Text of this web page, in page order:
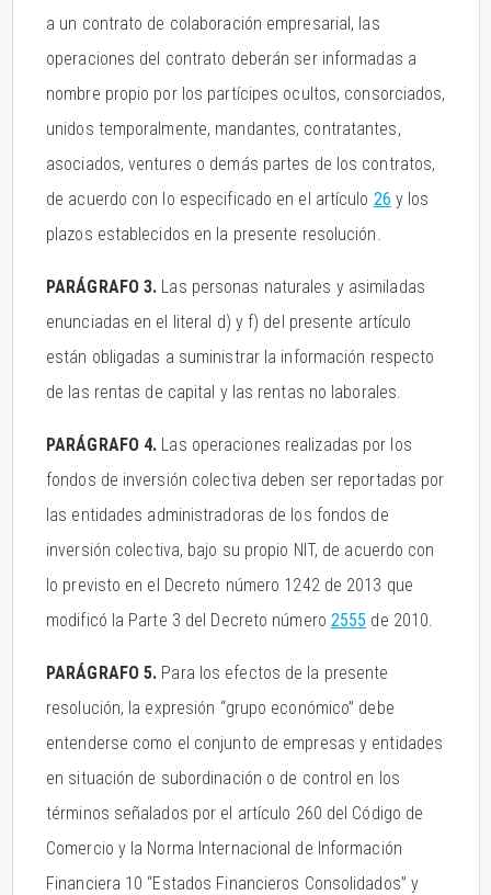
a un contrato de colaboración empresarial, las
operaciones del contrato deberán ser informadas a
nombre propio por los partícipes ocultos, consorciados,
unidos temporalmente, mandantes, contratantes,
asociados, ventures o demás partes de los contratos,
de acuerdo con lo especificado en el artículo 26 y los
plazos establecidos en la presente resolución.
PARÁGRAFO 3. Las personas naturales y asimiladas
enunciadas en el literal d) y f) del presente artículo
están obligadas a suministrar la información respecto
de las rentas de capital y las rentas no laborales.
PARÁGRAFO 4. Las operaciones realizadas por los
fondos de inversión colectiva deben ser reportadas por
las entidades administradoras de los fondos de
inversión colectiva, bajo su propio NIT, de acuerdo con
lo previsto en el Decreto número 1242 de 2013 que
modificó la Parte 3 del Decreto número 2555 de 2010.
PARÁGRAFO 5. Para los efectos de la presente
resolución, la expresión “grupo económico” debe
entenderse como el conjunto de empresas y entidades
en situación de subordinación o de control en los
términos señalados por el artículo 260 del Código de
Comercio y la Norma Internacional de Información
Financiera 10 “Estados Financieros Consolidados” y